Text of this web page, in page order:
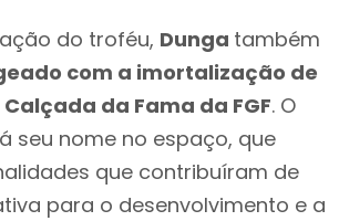
do troféu, Dunga também
com a imortalização de
da Fama da FGF. O
seu nome no espaço, que
que contribuíram de
para o desenvolvimento e a